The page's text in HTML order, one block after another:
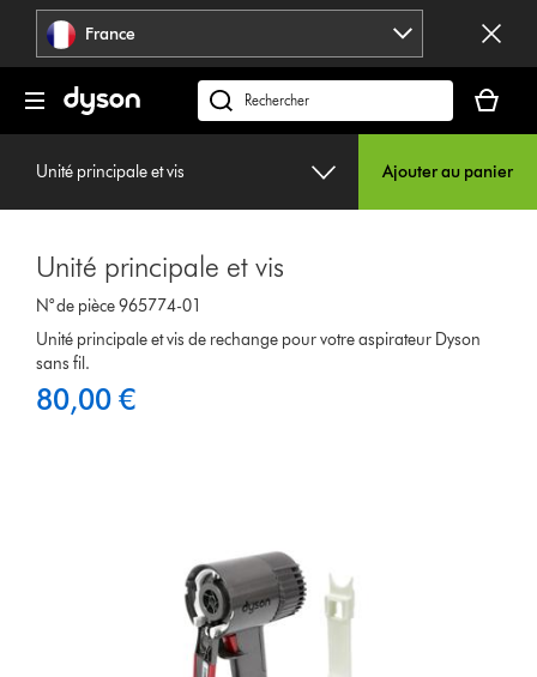
Sauter
pages
France
Rechercher
des
panier
est
Unité principale et vis Ajouter au panier
Unité principale et vis
N° de pièce 965774-01
Unité principale et vis de rechange pour votre aspirateur Dyson
sans fil.
80,00 €